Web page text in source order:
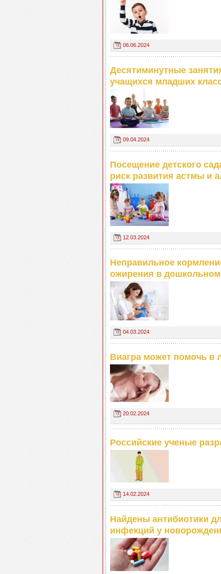
06.06.2024
Десятиминутные
учащихся младших
09.04.2024
Посещение детского
риск развития астмы и
12.03.2024
Неправильное
ожирения в дошкольном
04.03.2024
Виагра может помочь в
20.02.2024
Российские ученые
14.02.2024
Найдены антибиотики
инфекций у